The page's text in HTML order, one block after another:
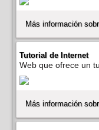
Más información
Tutorial de Internet
Web que ofrece un
Más información